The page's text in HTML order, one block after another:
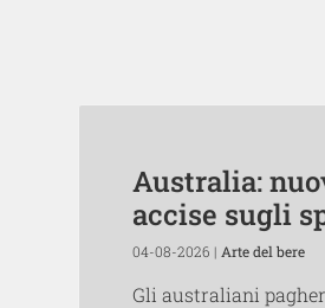
Australia:
accise sugli
04-08-2026 | Arte del bere
Gli australiani